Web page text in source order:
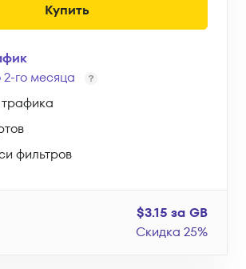
Купить
2-го месяца
фильтров
$3.15 за GB
Скидка 25%